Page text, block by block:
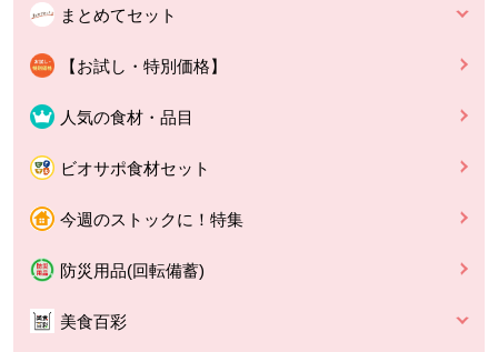
まとめてセット
【お試し・特別価格】
人気の食材・品目
ビオサポ食材セット
今週のストックに！特集
防災用品(回転備蓄)
美食百彩